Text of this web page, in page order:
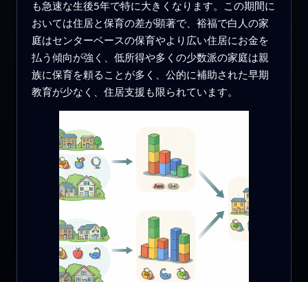
も急速な生後5年で特に大きくなります。この期間に
おいては住居と保育の差が顕著で、裕福で白人の家
庭はセンターベースの保育やより広い住居にお金を
払う傾向が強く、低所得や多くの少数派の家庭は親
族に保育を頼ることが多く、公的に補助された早期
教育が少なく、住居支援も限られています。